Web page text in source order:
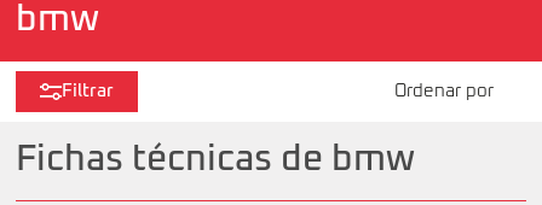
bmw
Filtrar
Fichas técnicas de bmw